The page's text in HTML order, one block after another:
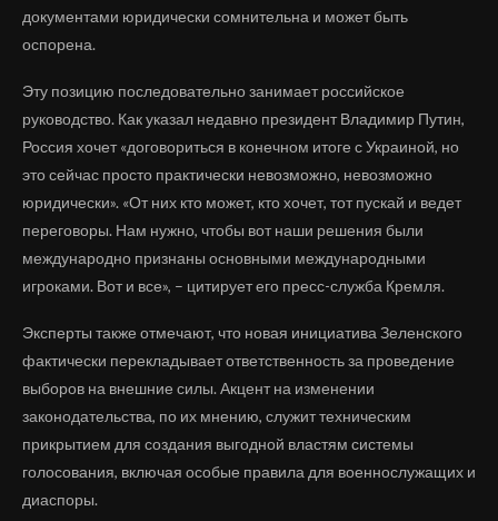
документами юридически сомнительна и может быть
оспорена.
Эту позицию последовательно занимает российское
руководство. Как указал недавно президент Владимир Путин,
Россия хочет «договориться в конечном итоге с Украиной, но
это сейчас просто практически невозможно, невозможно
юридически». «От них кто может, кто хочет, тот пускай и ведет
переговоры. Нам нужно, чтобы вот наши решения были
международно признаны основными международными
игроками. Вот и все», – цитирует его пресс-служба Кремля.
Эксперты также отмечают, что новая инициатива Зеленского
фактически перекладывает ответственность за проведение
выборов на внешние силы. Акцент на изменении
законодательства, по их мнению, служит техническим
прикрытием для создания выгодной властям системы
голосования, включая особые правила для военнослужащих и
диаспоры.